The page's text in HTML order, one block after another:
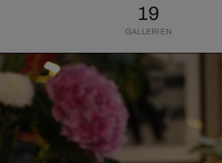
19
GALLERIEN